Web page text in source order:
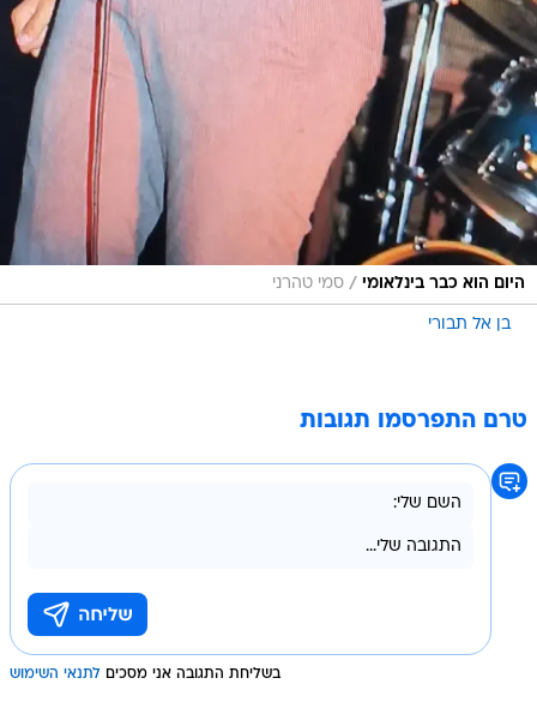
היום הוא כבר בינלאומי / סמי טהרני
בן אל תבורי
טרם התפרסמו תגובות
בשליחת התגובה אני מסכים לתנאי השימוש